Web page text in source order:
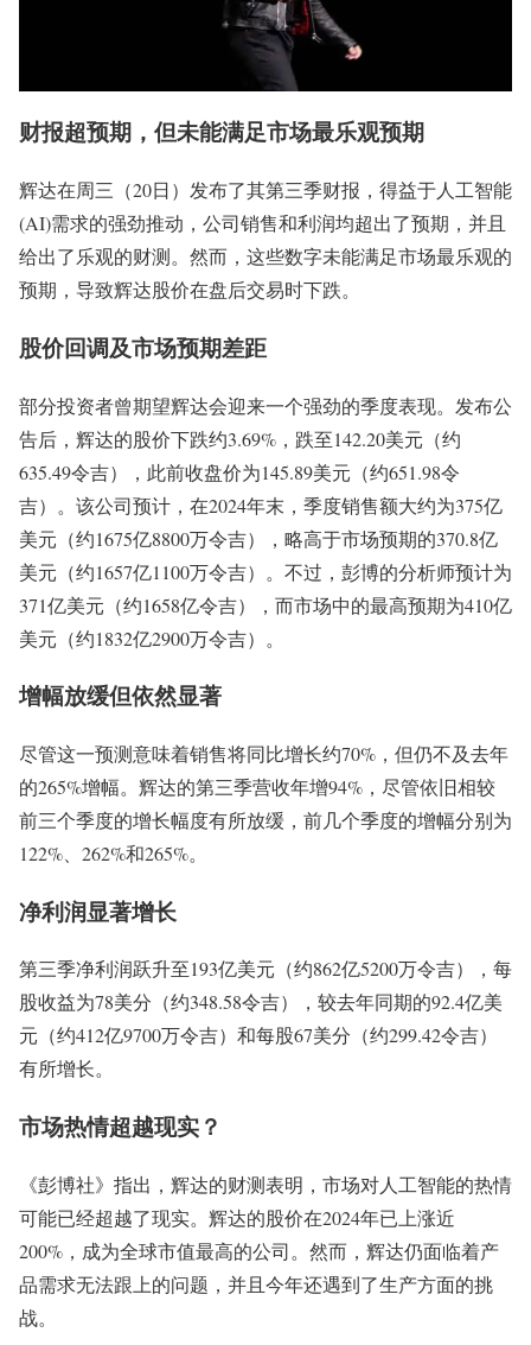
财报超预期，但未能满足市场最乐观预期
辉达在周三（20日）发布了其第三季财报，得益于人工智能
(AI)需求的强劲推动，公司销售和利润均超出了预期，并且
给出了乐观的财测。然而，这些数字未能满足市场最乐观的
预期，导致辉达股价在盘后交易时下跌。
股价回调及市场预期差距
部分投资者曾期望辉达会迎来一个强劲的季度表现。发布公
告后，辉达的股价下跌约3.69%，跌至142.20美元（约
635.49令吉），此前收盘价为145.89美元（约651.98令
吉）。该公司预计，在2024年末，季度销售额大约为375亿
美元（约1675亿8800万令吉），略高于市场预期的370.8亿
美元（约1657亿1100万令吉）。不过，彭博的分析师预计为
371亿美元（约1658亿令吉），而市场中的最高预期为410亿
美元（约1832亿2900万令吉）。
增幅放缓但依然显著
尽管这一预测意味着销售将同比增长约70%，但仍不及去年
的265%增幅。辉达的第三季营收年增94%，尽管依旧相较
前三个季度的增长幅度有所放缓，前几个季度的增幅分别为
122%、262%和265%。
净利润显著增长
第三季净利润跃升至193亿美元（约862亿5200万令吉），每
股收益为78美分（约348.58令吉），较去年同期的92.4亿美
元（约412亿9700万令吉）和每股67美分（约299.42令吉）
有所增长。
市场热情超越现实？
《彭博社》指出，辉达的财测表明，市场对人工智能的热情
可能已经超越了现实。辉达的股价在2024年已上涨近
200%，成为全球市值最高的公司。然而，辉达仍面临着产
品需求无法跟上的问题，并且今年还遇到了生产方面的挑
战。